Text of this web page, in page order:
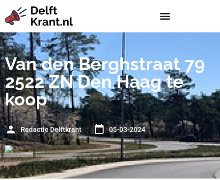
Van den Berghstraat 79
2522 ZN Den Haag te
koop
Redactie Delftkrant 05-03-2024